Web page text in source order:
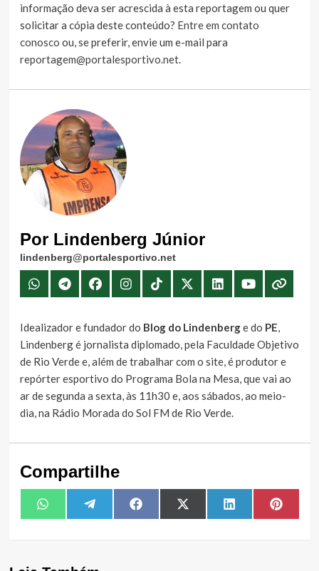
informação deva ser acrescida à esta reportagem ou quer
solicitar a cópia deste conteúdo? Entre em contato
conosco ou, se preferir, envie um e-mail para
reportagem@portalesportivo.net.
Por Lindenberg Júnior
lindenberg@portalesportivo.net
Idealizador e fundador do Blog do Lindenberge do PE
Lindenberg é jornalista diplomado, pela Faculdade Objetivo
de Rio Verde e, além de trabalhar com o site, é produtor e
repórter esportivo do Programa Bola na Mesa, que vai ao
ar de segunda a sexta, às 11h30 e, aos sábados, ao meio-
dia, na Rádio Morada do Sol FM de Rio Verde.
Compartilhe
Share
on
WhatsAppShare
on
TelegramShare
on
FacebookShare
on
X
(Twitter)
Share
on
LinkedIn Share
on